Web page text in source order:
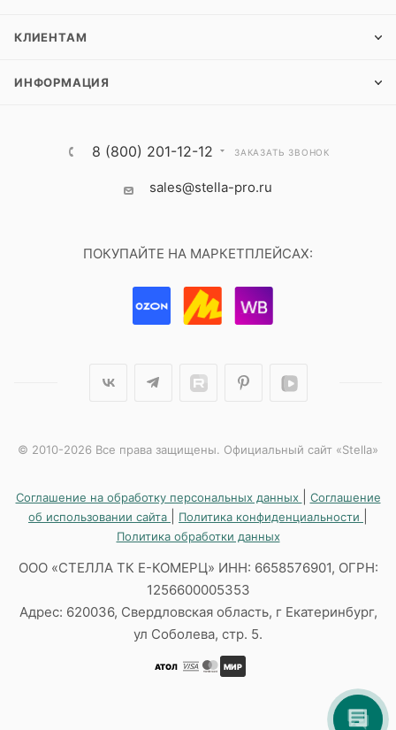
КЛИЕНТАМ
ИНФОРМАЦИЯ
8 (800) 201-12-12 ЗАКАЗАТЬ ЗВОНОК
sales@stella-pro.ru
ПОКУПАЙТЕ НА МАРКЕТПЛЕЙСАХ:
© 2010-2026 Все права защищены. Официальный сайт «Stella»
Соглашение на обработку персональных данных
Соглашение
об использовании сайта
Политика конфиденциальности
Политика обработки данных
ООО «СТЕЛЛА ТК Е-КОМЕРЦ» ИНН: 6658576901, ОГРН:
1256600005353
Адрес: 620036, Свердловская область, г Екатеринбург,
ул Соболева, стр. 5.
АТОЛ МИР